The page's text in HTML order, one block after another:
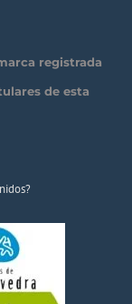
registrada
de esta